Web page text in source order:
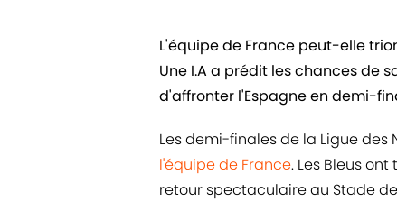
L'équipe de France peut-elle
Une I.A a prédit les chances de
d'affronter l'Espagne en demi-
Les demi-finales de la Ligue
l'équipe de France. Les Bleus
retour spectaculaire au Stade